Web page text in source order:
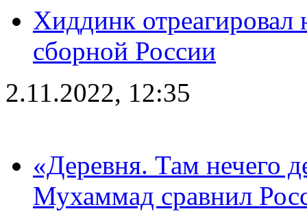
Хиддинк отреагировал
сборной России
2.11.2022, 12:35
«Деревня. Там нечего
Мухаммад сравнил